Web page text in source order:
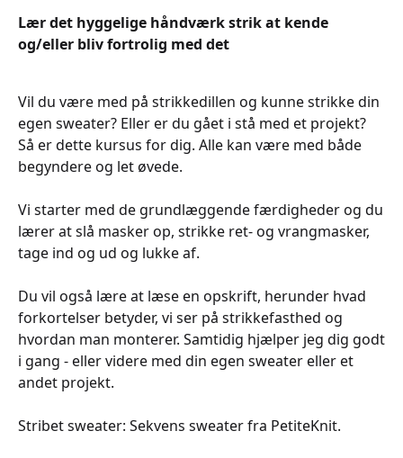
Lær det hyggelige håndværk strik at kende
og/eller bliv fortrolig med det
Vil du være med på strikkedillen og kunne strikke din
egen sweater? Eller er du gået i stå med et projekt?
Så er dette kursus for dig. Alle kan være med både
begyndere og let øvede.
Vi starter med de grundlæggende færdigheder og du
lærer at slå masker op, strikke ret- og vrangmasker,
tage ind og ud og lukke af.
Du vil også lære at læse en opskrift, herunder hvad
forkortelser betyder, vi ser på strikkefasthed og
hvordan man monterer. Samtidig hjælper jeg dig godt
i gang - eller videre med din egen sweater eller et
andet projekt.
Stribet sweater: Sekvens sweater fra PetiteKnit.